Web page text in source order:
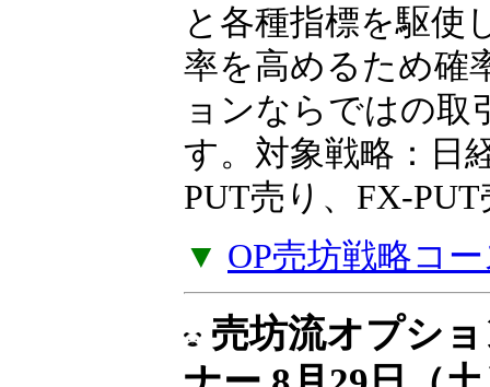
す。）ユニークな
と各種指標を駆使
率を高めるため確
ョンならではの取
す。対象戦略：日
PUT売り、FX-
▼ OP売坊戦略コ
売坊流オプシ